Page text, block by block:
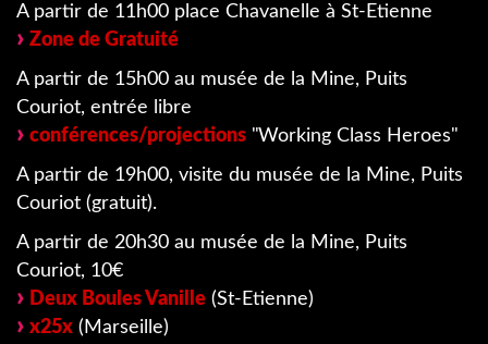
A partir de 11h00 place Chavanelle à St-Etienne
Zone de Gratuité
A partir de 15h00 au musée de la Mine, Puits
Couriot, entrée libre
conférences/projections "Working Class Heroes"
A partir de 19h00, visite du musée de la Mine, Puits
Couriot (gratuit).
A partir de 20h30 au musée de la Mine, Puits
Couriot, 10€
Deux Boules Vanille (St-Etienne)
x25x (Marseille)